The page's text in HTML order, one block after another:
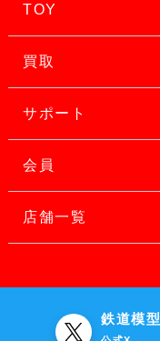
TOY
買取
サポート
会員
店舗一覧
鉄道模型